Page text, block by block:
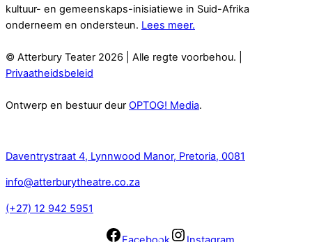
kultuur- en gemeenskaps-inisiatiewe in Suid-Afrika
onderneem en ondersteun. Lees meer.
© Atterbury Teater 2026 | Alle regte voorbehou. |
Privaatheidsbeleid
Ontwerp en bestuur deur OPTOG! Media.
Daventrystraat 4, Lynnwood Manor, Pretoria, 0081
info@atterburytheatre.co.za
(+27) 12 942 5951